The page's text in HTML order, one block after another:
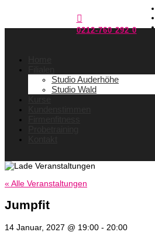

0212-760 292 0
Studio Auderhöhe
Studio Wald
« Alle Veranstaltungen
Jumpfit
14 Januar, 2027 @ 19:00 - 20:00